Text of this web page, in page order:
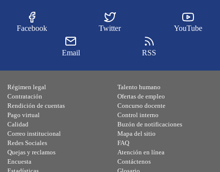
Facebook Twitter YouTube
Email RSS
Régimen legal
Contratación
Rendición de cuentas
Pago virtual
Calidad
Talento humano
Ofertas de empleo
Concurso docente
Control interno
Buzón de notificaciones
Correo institucional
Redes Sociales
Quejas y reclamos
Encuesta
Mapa del sitio
FAQ
Atención en línea
Contáctenos